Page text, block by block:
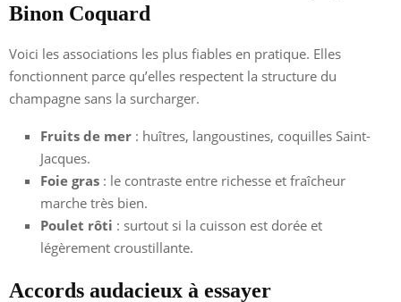
Binon Coquard
Voici les associations les plus fiables en pratique. Elles
fonctionnent parce qu’elles respectent la structure du
champagne sans la surcharger.
Fruits de mer : huîtres, langoustines, coquilles Saint-
Jacques.
Foie gras : le contraste entre richesse et fraîcheur
marche très bien.
Poulet rôti : surtout si la cuisson est dorée et
légèrement croustillante.
Accords audacieux à essayer